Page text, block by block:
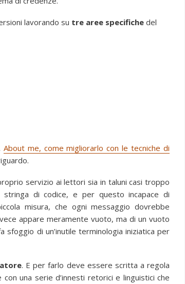
lavorando su tre aree specifiche del
About me, come migliorarlo con le tecniche di
servizio ai lettori sia in taluni casi troppo
stringa di codice, e per questo incapace di
misura, che ogni messaggio dovrebbe
appare meramente vuoto, ma di un vuoto
sfoggio di un’inutile terminologia iniziatica per
. E per farlo deve essere scritta a regola
una serie d’innesti retorici e linguistici che